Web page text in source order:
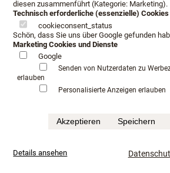
diesen zusammenführt (Kategorie: Marketing).
Technisch erforderliche (essenzielle) Cookies
cookieconsent_status
Schön, dass Sie uns über Google gefunden
Marketing Cookies und Dienste
Google
Senden von Nutzerdaten zu
erlauben
Personalisierte Anzeigen erlauben
Akzeptieren Speichern
Details ansehen